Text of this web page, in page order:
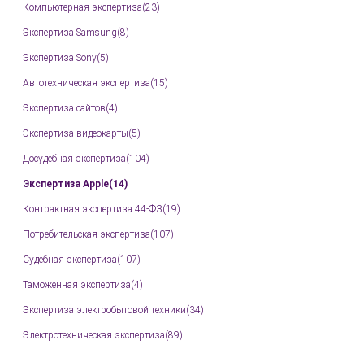
Компьютерная экспертиза(23)
Экспертиза Samsung(8)
Экспертиза Sony(5)
Автотехническая экспертиза(15)
Экспертиза сайтов(4)
Экспертиза видеокарты(5)
Досудебная экспертиза(104)
Экспертиза Apple(14)
Контрактная экспертиза 44-ФЗ(19)
Потребительская экспертиза(107)
Судебная экспертиза(107)
Таможенная экспертиза(4)
Экспертиза электробытовой техники(34)
Электротехническая экспертиза(89)